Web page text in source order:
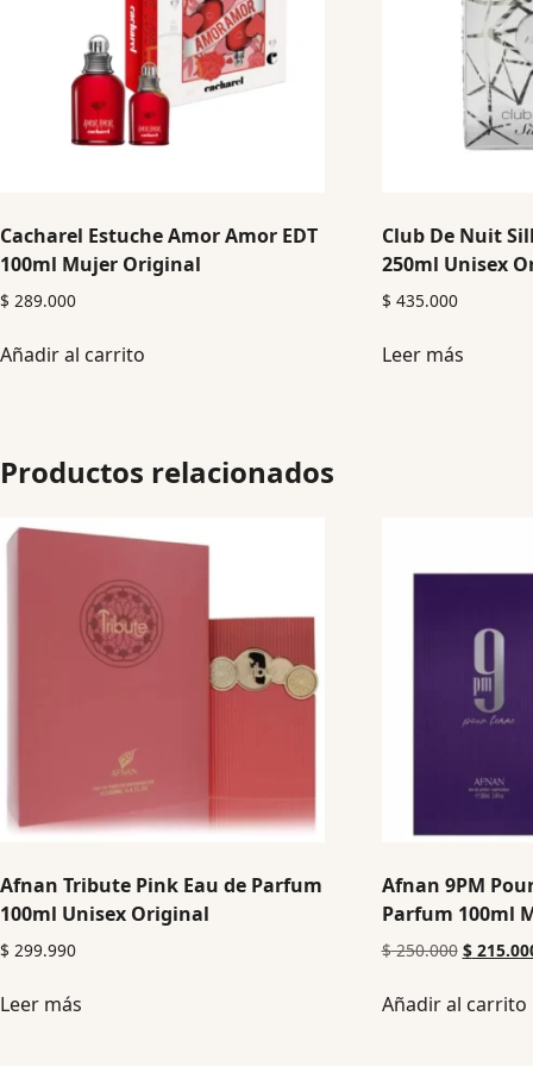
Cacharel Estuche Amor Amor EDT
100ml Mujer Original
$ 289.000
Añadir al carrito
Club De Nuit
250ml Unisex
$ 435.000
Leer más
Productos relacionados
Afnan Tribute Pink Eau de Parfum
100ml Unisex Original
$ 299.990
Leer más
Afnan 9PM
Parfum 100ml
$250.000 $
Añadir al carrito